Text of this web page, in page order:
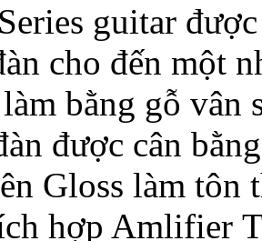
guitar
cho đến một
bằng gỗ
được cân
Gloss làm tôn
hợp Amlifier